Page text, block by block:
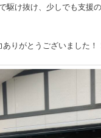
駆け抜け、少しでも支援
りがとうございました！